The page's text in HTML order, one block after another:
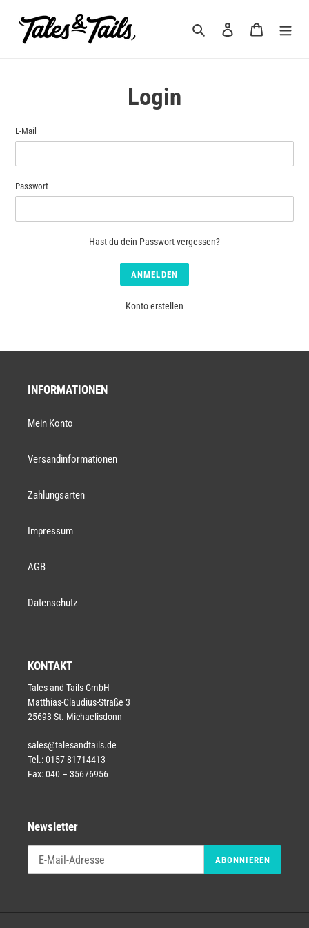
Suchen Einloggen Warenkorb
Login
E-Mail
Passwort
Hast du dein Passwort vergessen?
Konto erstellen
INFORMATIONEN
Mein Konto
Versandinformationen
Zahlungsarten
Impressum
AGB
Datenschutz
KONTAKT
Tales and Tails GmbH
Matthias-Claudius-Straße 3
25693 St. Michaelisdonn
sales@talesandtails.de
Tel.: 0157 81714413
Fax: 040 – 35676956
Newsletter
ABONNIEREN